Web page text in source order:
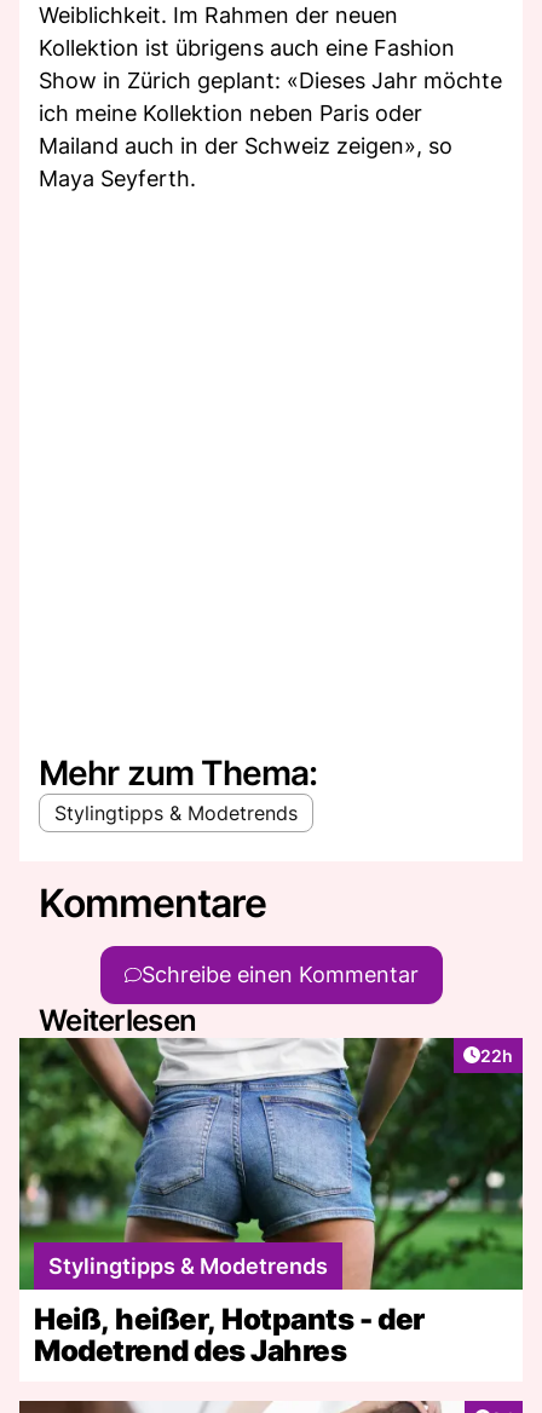
Weiblichkeit. Im Rahmen der neuen
Kollektion ist übrigens auch eine Fashion
Show in Zürich geplant: «Dieses Jahr möchte
ich meine Kollektion neben Paris oder
Mailand auch in der Schweiz zeigen», so
Maya Seyferth.
Mehr zum Thema:
Stylingtipps & Modetrends
Kommentare
Schreibe einen Kommentar
Weiterlesen
Artikel
22h
Stylingtipps & Modetrends
Heiß, heißer, Hotpants - der
Modetrend des Jahres